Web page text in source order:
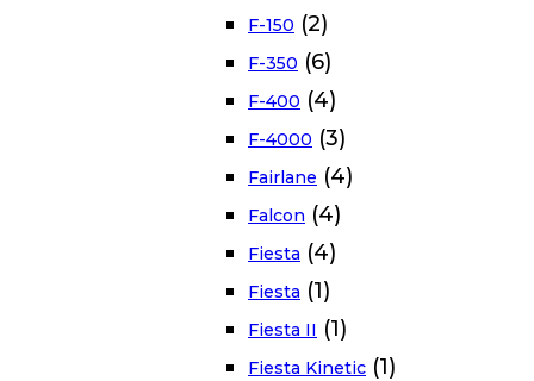
F-150 (2)
F-350 (6)
F-400 (4)
F-4000 (3)
Fairlane (4)
Falcon (4)
Fiesta (4)
Fiesta (1)
Fiesta II (1)
Fiesta Kinetic (1)